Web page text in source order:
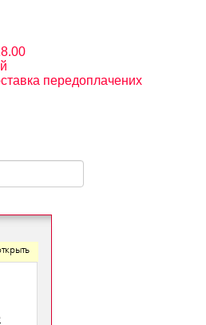
передоплачених